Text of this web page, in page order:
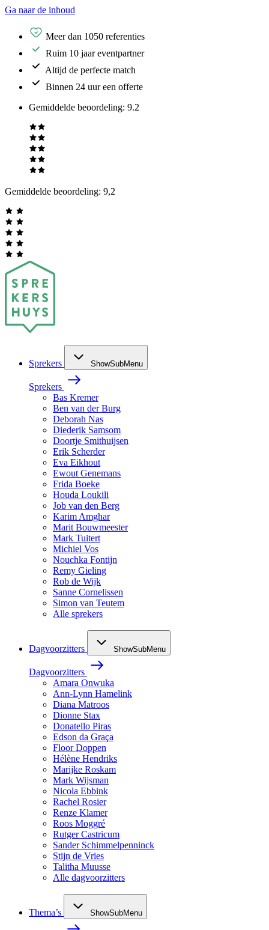
Ga naar de inhoud
Meer dan 1050 referenties
Ruim 10 jaar eventpartner
Altijd de perfecte match
Binnen 24 uur een offerte
Gemiddelde beoordeling: 9.2
Gemiddelde beoordeling: 9,2
Sprekers ShowSubMenu
Sprekers
Bas Kremer
Ben van der Burg
Deborah Nas
Diederik Samsom
Doortje Smithuijsen
Erik Scherder
Eva Eikhout
Ewout Genemans
Frida Boeke
Houda Loukili
Job van den Berg
Karim Amghar
Marit Bouwmeester
Mark Tuitert
Michiel Vos
Nouchka Fontijn
Remy Gieling
Rob de Wijk
Sanne Cornelissen
Simon van Teutem
Alle sprekers
Dagvoorzitters ShowSubMenu
Dagvoorzitters
Amara Onwuka
Ann-Lynn Hamelink
Diana Matroos
Dionne Stax
Donatello Piras
Edson da Graça
Floor Doppen
Hélène Hendriks
Marijke Roskam
Mark Wijsman
Nicola Ebbink
Rachel Rosier
Renze Klamer
Roos Moggré
Rutger Castricum
Sander Schimmelpenninck
Stijn de Vries
Talitha Muusse
Alle dagvoorzitters
Thema’s ShowSubMenu